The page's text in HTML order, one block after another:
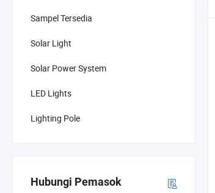
Sampel Tersedia
Solar Light
Solar Power System
LED Lights
Lighting Pole
Hubungi Pemasok